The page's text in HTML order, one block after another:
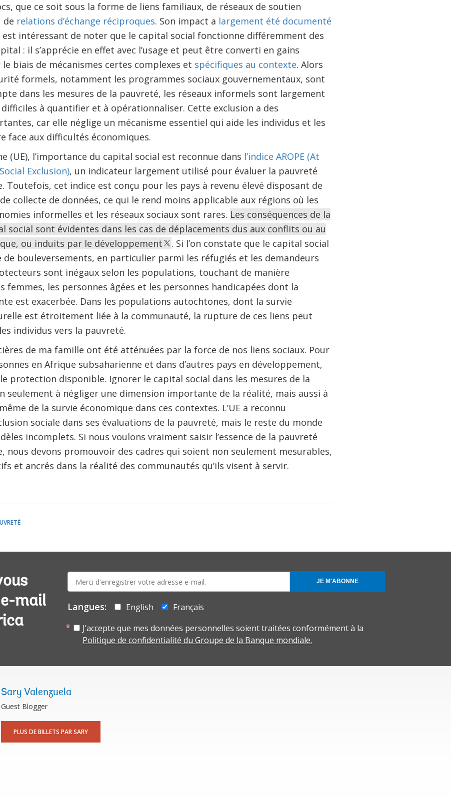
que ce soit sous la forme de liens familiaux, de réseaux de soutien
de relations d’échange réciproques. Son impact a largement été documenté
est intéressant de noter que le capital social fonctionne différemment des
: il s’apprécie en effet avec l’usage et peut être converti en gains
biais de mécanismes certes complexes et spécifiques au contexte. Alors
formels, notamment les programmes sociaux gouvernementaux, sont
dans les mesures de la pauvreté, les réseaux informels sont largement
à quantifier et à opérationnaliser. Cette exclusion a des
car elle néglige un mécanisme essentiel qui aide les individus et les
face aux difficultés économiques.
(UE), l’importance du capital social est reconnue dans l’indice AROPE (At
Exclusion), un indicateur largement utilisé pour évaluer la pauvreté
Toutefois, cet indice est conçu pour les pays à revenu élevé disposant de
collecte de données, ce qui le rend moins applicable aux régions où les
informelles et les réseaux sociaux sont rares. Les conséquences de la
social sont évidentes dans les cas de déplacements dus aux conflits ou au
ou induits par le développement
. Si l’on constate que le capital social
de bouleversements, en particulier parmi les réfugiés et les demandeurs
sont inégaux selon les populations, touchant de manière
femmes, les personnes âgées et les personnes handicapées dont la
est exacerbée. Dans les populations autochtones, dont la survie
est étroitement liée à la communauté, la rupture de ces liens peut
individus vers la pauvreté.
de ma famille ont été atténuées par la force de nos liens sociaux. Pour
en Afrique subsaharienne et dans d’autres pays en développement,
protection disponible. Ignorer le capital social dans les mesures de la
seulement à négliger une dimension importante de la réalité, mais aussi à
de la survie économique dans ces contextes. L’UE a reconnu
sociale dans ses évaluations de la pauvreté, mais le reste du monde
incomplets. Si nous voulons vraiment saisir l’essence de la pauvreté
nous devons promouvoir des cadres qui soient non seulement mesurables,
et ancrés dans la réalité des communautés qu’ils visent à servir.
mail
mail:
Langues: English
Français
J’accepte que mes données personnelles soient traitées conformément à la
Politique de confidentialité du Groupe de la Banque mondiale.
JE M'ABONNE
Sary Valenzuela
Guest Blogger
PLUS DE BILLETS PAR SARY